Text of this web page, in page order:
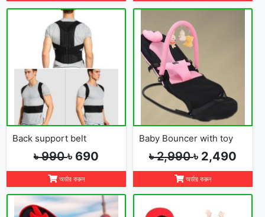
Back support belt
৳ 990৳ 690
অর্ডার করুন
Baby Bouncer with toy
৳ 2,990৳ 2,490
অর্ডার করুন